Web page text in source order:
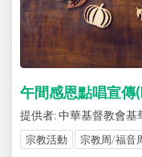
午間感恩點唱宣傳
提供者: 中華基督教會基
宗教活動 宗教周/福音